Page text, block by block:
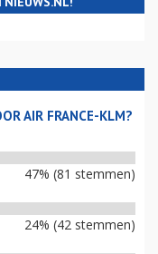
AIR FRANCE-KLM?
47% (81 stemmen)
24% (42 stemmen)